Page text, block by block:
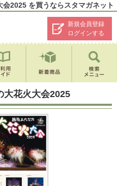
2025 を買うならスタマガネット
新規会員登録
ログインする
花火大会2025